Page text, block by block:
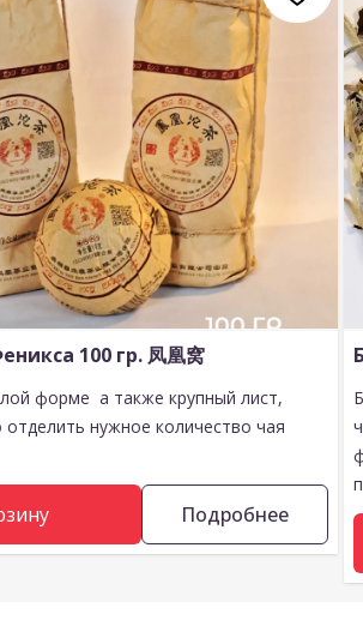
100 гр. 凤凰窝
Подробнее
форме а также крупный лист,
нужное количество чая